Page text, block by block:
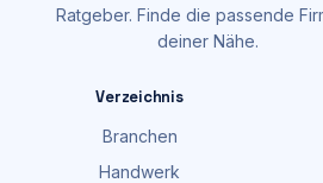
Ratgeber. Finde die passende
deiner Nähe.
Verzeichnis
Branchen
Handwerk